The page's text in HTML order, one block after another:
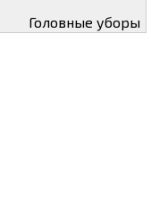
Головные уборы